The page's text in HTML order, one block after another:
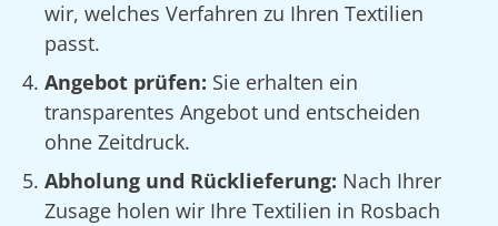
wir, welches Verfahren zu Ihren Textilien
passt.
Angebot prüfen: Sie erhalten ein
transparentes Angebot und entscheiden
ohne Zeitdruck.
Abholung und Rücklieferung: Nach Ihrer
Zusage holen wir Ihre Textilien in Rosbach